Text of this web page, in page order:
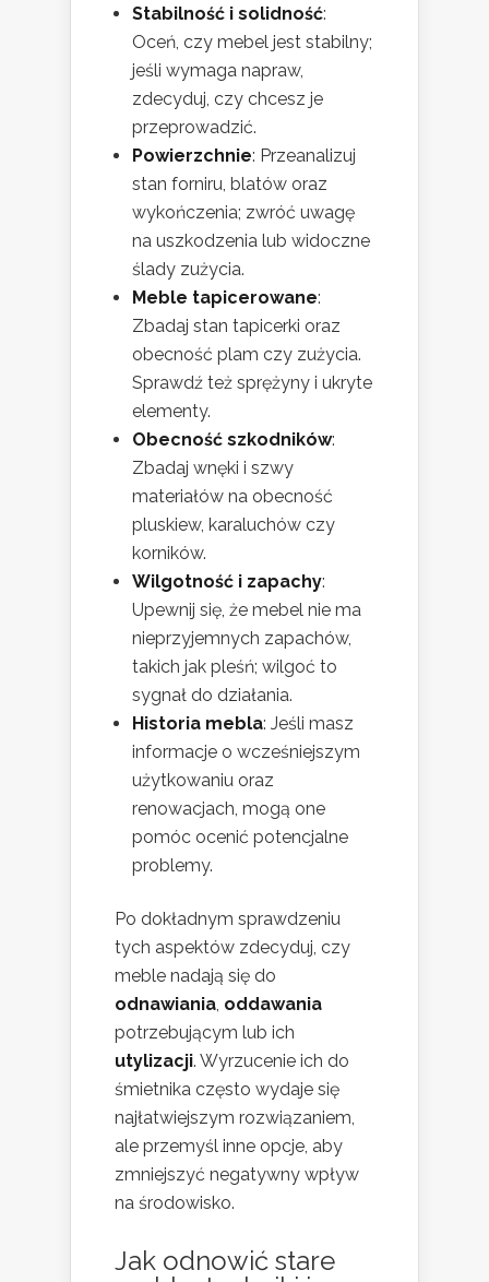
Stabilność i solidność:
Oceń, czy mebel jest stabilny;
jeśli wymaga napraw,
zdecyduj, czy chcesz je
przeprowadzić.
Powierzchnie: Przeanalizuj
stan forniru, blatów oraz
wykończenia; zwróć uwagę
na uszkodzenia lub widoczne
ślady zużycia.
Meble tapicerowane:
Zbadaj stan tapicerki oraz
obecność plam czy zużycia.
Sprawdź też sprężyny i ukryte
elementy.
Obecność szkodników:
Zbadaj wnęki i szwy
materiałów na obecność
pluskiew, karaluchów czy
korników.
Wilgotność i zapachy:
Upewnij się, że mebel nie ma
nieprzyjemnych zapachów,
takich jak pleśń; wilgoć to
sygnał do działania.
Historia mebla: Jeśli masz
informacje o wcześniejszym
użytkowaniu oraz
renowacjach, mogą one
pomóc ocenić potencjalne
problemy.
Po dokładnym sprawdzeniu
tych aspektów zdecyduj, czy
meble nadają się do
odnawiania, oddawania
potrzebującym lub ich
utylizacji. Wyrzucenie ich do
śmietnika często wydaje się
najłatwiejszym rozwiązaniem,
ale przemyśl inne opcje, aby
zmniejszyć negatywny wpływ
na środowisko.
Jak odnowić stare